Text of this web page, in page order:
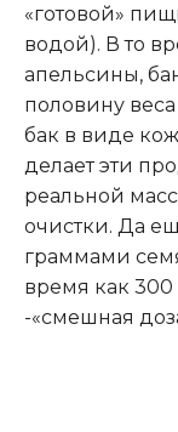
«готовой»
водой). В то
апельсины,
половину
бак в виде
делает эти
реальной
очистки. Да
граммами
время как
-«смешная